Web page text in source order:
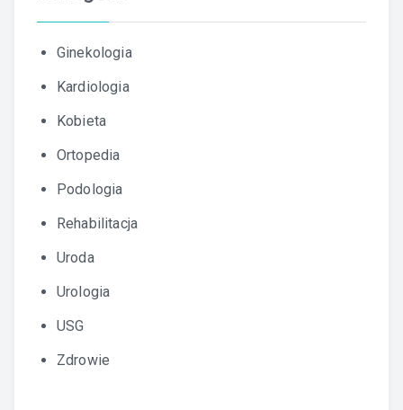
Ginekologia
Kardiologia
Kobieta
Ortopedia
Podologia
Rehabilitacja
Uroda
Urologia
USG
Zdrowie